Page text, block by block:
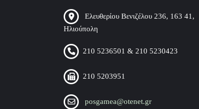
Ελευθερίου Βενιζέλου 236, 163 41,
Ηλιούπολη
210 5236501 & 210 5230423
210 5203951
posgamea@otenet.gr